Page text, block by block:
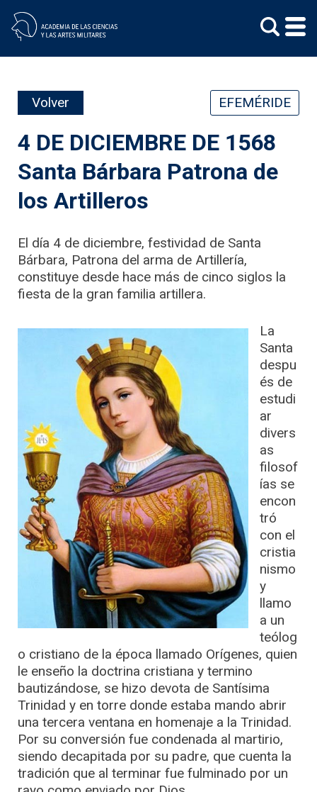
content
Volver EFEMÉRIDE
4 DE DICIEMBRE DE 1568
Santa Bárbara Patrona de
los Artilleros
El día 4 de diciembre, festividad de Santa
Bárbara, Patrona del arma de Artillería,
constituye desde hace más de cinco siglos la
fiesta de la gran familia artillera.
La
Santa
despu
és de
estudi
ar
divers
as
filosof
ías se
encon
tró
con el
cristia
nismo
y
llamo
a un
teólog
o cristiano de la época llamado Orígenes, quien
le enseño la doctrina cristiana y termino
bautizándose, se hizo devota de Santísima
Trinidad y en torre donde estaba mando abrir
una tercera ventana en homenaje a la Trinidad.
Por su conversión fue condenada al martirio,
siendo decapitada por su padre, que cuenta la
tradición que al terminar fue fulminado por un